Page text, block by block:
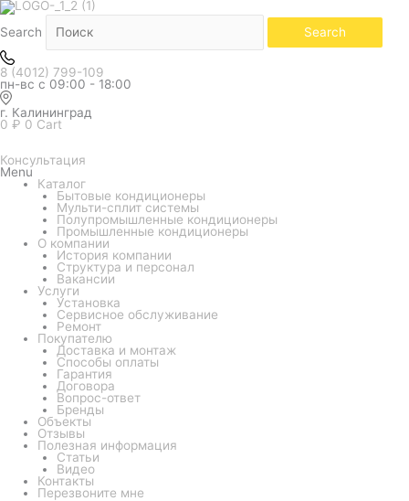
Search Search
8 (4012) 799-109
пн-вс с 09:00 - 18:00
г. Калининград
0 ₽ 0 Cart
Консультация
Menu
Каталог
Бытовые кондиционеры
Мульти-сплит системы
Полупромышленные кондиционеры
Промышленные кондиционеры
О компании
История компании
Структура и персонал
Вакансии
Услуги
Установка
Сервисное обслуживание
Ремонт
Покупателю
Доставка и монтаж
Способы оплаты
Гарантия
Договора
Вопрос-ответ
Бренды
Объекты
Отзывы
Полезная информация
Статьи
Видео
Контакты
Перезвоните мне
Белый Золотой
Количество
товара
Кондиционер
GREE
серия
Airy
GWH24AVEXF-
K6DNA1A
шампань